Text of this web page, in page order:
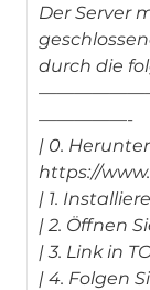
Der Server
durch die
—————-
| 0.
https://
| 1.
| 2. Öffnen
| 3. Link in
| 4. Folgen